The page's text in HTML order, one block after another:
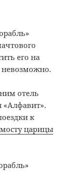
его на
невозможно.
отель
к
царицы